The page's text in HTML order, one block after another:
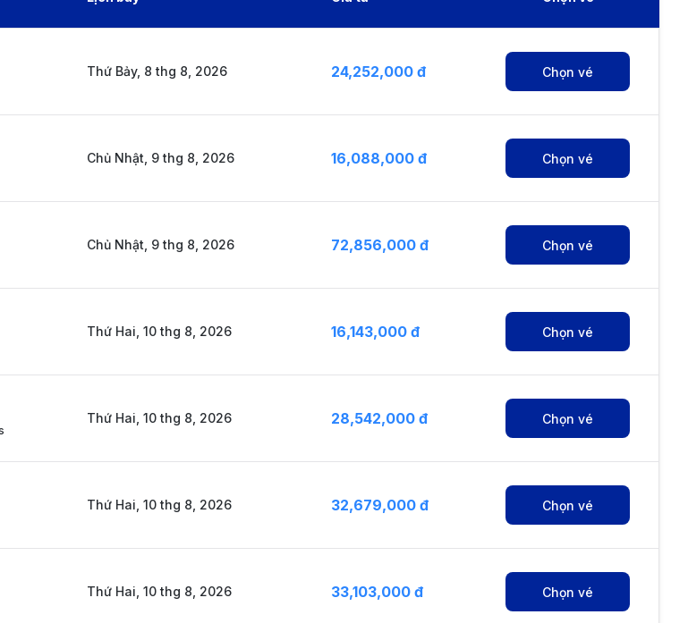
Thứ Bảy, 8 thg 8, 2026 24,252,000 đ Chọn vé
Chủ Nhật, 9 thg 8, 2026 16,088,000 đ Chọn vé
Chủ Nhật, 9 thg 8, 2026 72,856,000 đ Chọn vé
Thứ Hai, 10 thg 8, 2026 16,143,000 đ Chọn vé
Thứ Hai, 10 thg 8, 2026 28,542,000 đ Chọn vé
Thứ Hai, 10 thg 8, 2026 32,679,000 đ Chọn vé
Thứ Hai, 10 thg 8, 2026 33,103,000 đ Chọn vé